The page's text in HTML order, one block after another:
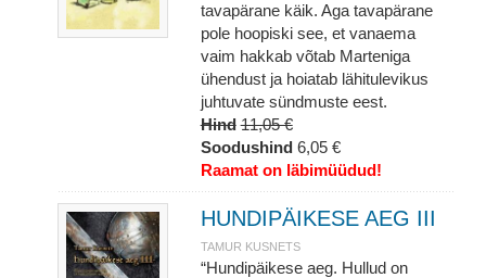
tavapärane käik. Aga tavapärane
pole hoopiski see, et vanaema
vaim hakkab võtab Marteniga
ühendust ja hoiatab lähitulevikus
juhtuvate sündmuste eest.
Hind 11,05 €
Soodushind 6,05 €
Raamat on läbimüüdud!
HUNDIPÄIKESE AEG III
TAMUR KUSNETS
“Hundipäikese aeg. Hullud on